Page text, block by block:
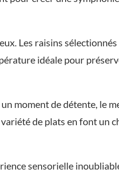
Les raisins
idéale pour
moment de détente, le
de plats en font un
sensorielle